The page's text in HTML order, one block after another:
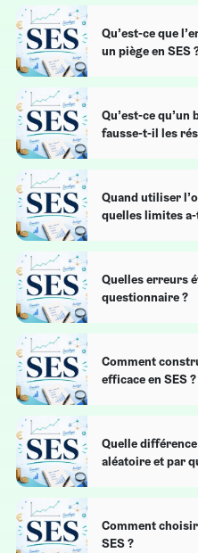
Qu’est-ce que
un piège en SES
Qu’est-ce
fausse-t-il les
Quand utiliser
quelles limites
Quelles erreurs
questionnaire ?
Comment
efficace en SES ?
Quelle
aléatoire et par
Comment
SES ?